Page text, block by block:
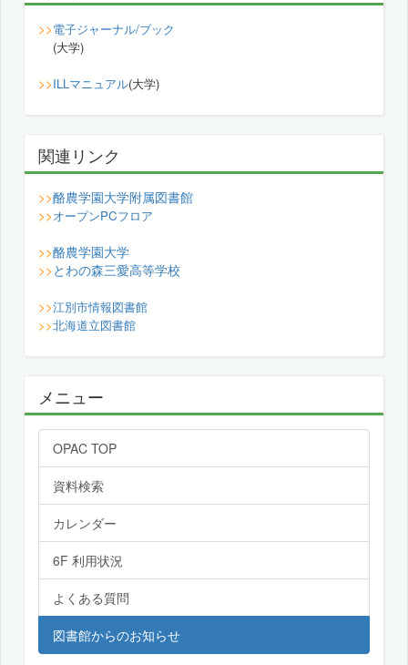
>>電子ジャーナル/ブック
(大学)
>>ILLマニュアル(大学)
関連リンク
>>酪農学園大学附属図書館
>>オープンPCフロア
>>酪農学園大学
>> とわの森三愛高等学校
>>江別市情報図書館
>>北海道立図書館
メニュー
OPAC TOP
資料検索
カレンダー
6F 利用状況
よくある質問
図書館からのお知らせ